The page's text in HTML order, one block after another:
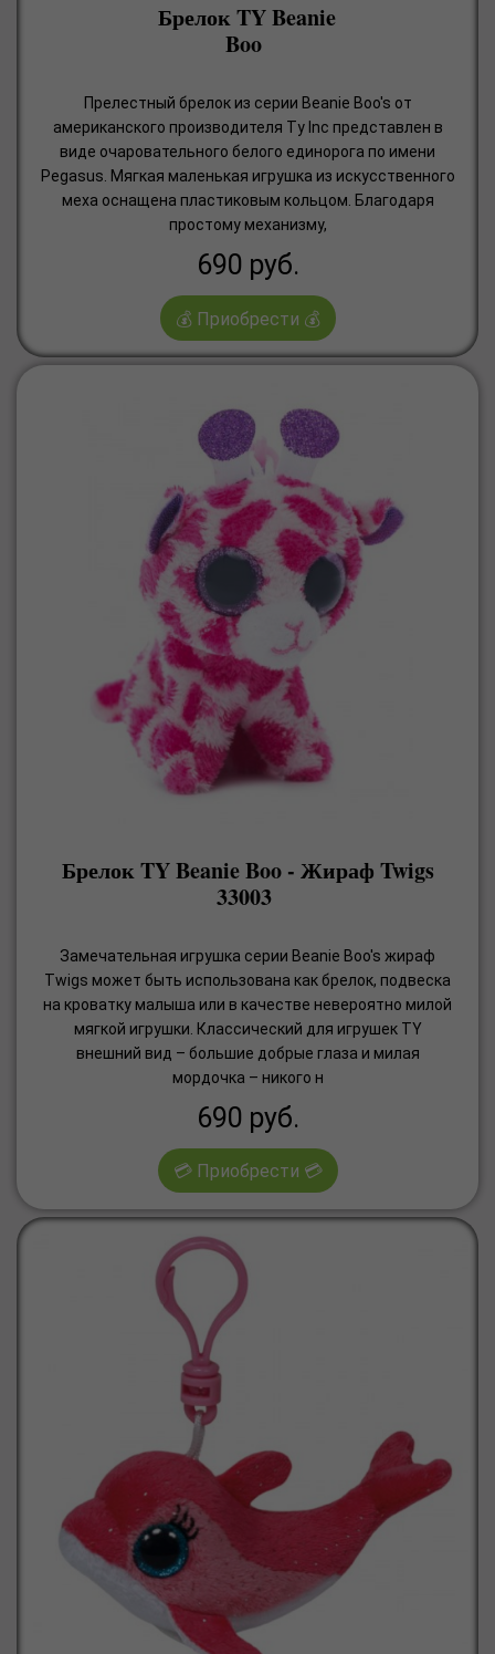
Брелок TY Beanie
Boo
Прелестный брелок из серии Beanie Boo's от
американского производителя Ty Inc представлен в
виде очаровательного белого единорога по имени
Pegasus. Мягкая маленькая игрушка из искусственного
меха оснащена пластиковым кольцом. Благодаря
простому механизму,
690 руб.
💰 Приобрести 💰
Брелок TY Beanie Boo - Жираф Twigs
33003
Замечательная игрушка серии Beanie Boo's жираф
Twigs может быть использована как брелок, подвеска
на кроватку малыша или в качестве невероятно милой
мягкой игрушки. Классический для игрушек TY
внешний вид – большие добрые глаза и милая
мордочка – никого н
690 руб.
💳 Приобрести 💳